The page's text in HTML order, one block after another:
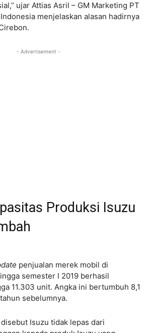
ujar Attias Asril – GM Marketing PT
menjelaskan alasan hadirnya
- Advertisement -
Produksi Isuzu
penjualan merek mobil di
semester I 2019 berhasil
11.303 unit. Angka ini bertumbuh 8,1
sebelumnya.
Isuzu tidak lepas dari